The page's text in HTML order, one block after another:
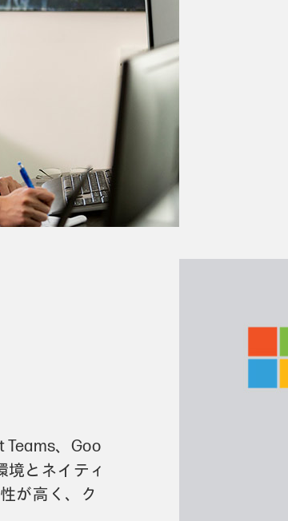
Teams、Goo
境とネイティ
が高く、ク